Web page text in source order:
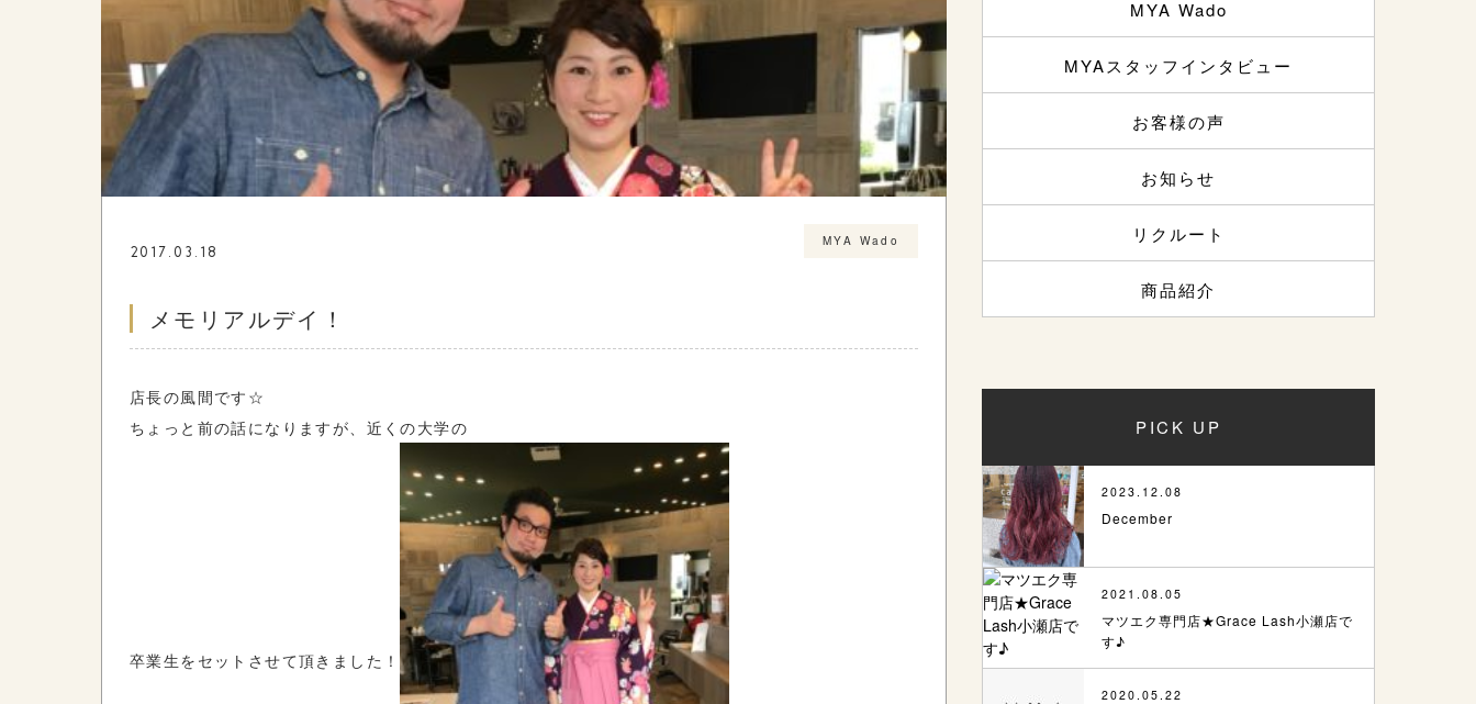
2017.03.18
MYA Wado
メモリアルデイ！
店長の風間です☆
ちょっと前の話になりますが、近くの大学の
卒業生をセットさせて頂きました！
MYA Wado
MYAスタッフインタビュー
お客様の声
お知らせ
リクルート
商品紹介
PICK UP
2023.12.08
December
2021.08.05
マツエク専門店★Grace Lash小瀬店で
す♪
2020.05.22